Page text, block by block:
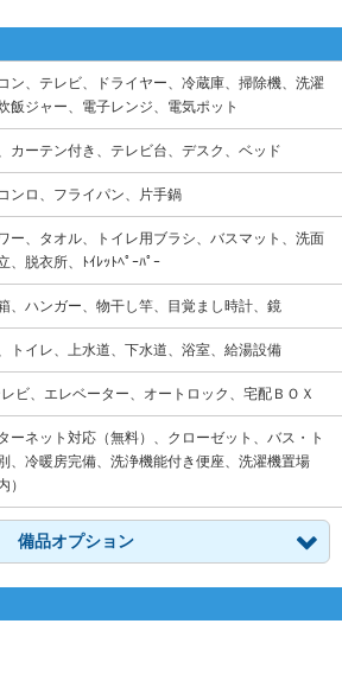
ン、テレビ、ドライヤー、冷蔵庫、掃除機、洗濯
飯ジャー、電子レンジ、電気ポット
カーテン付き、テレビ台、デスク、ベッド
ンロ、フライパン、片手鍋
ー、タオル、トイレ用ブラシ、バスマット、洗面
、脱衣所、ﾄｲﾚｯﾄﾍﾟｰﾊﾟｰ
、ハンガー、物干し竿、目覚まし時計、鏡
トイレ、上水道、下水道、浴室、給湯設備
レビ、エレベーター、オートロック、宅配ＢＯＸ
ーネット対応（無料）、クローゼット、バス・ト
、冷暖房完備、洗浄機能付き便座、洗濯機置場
）
備品オプション